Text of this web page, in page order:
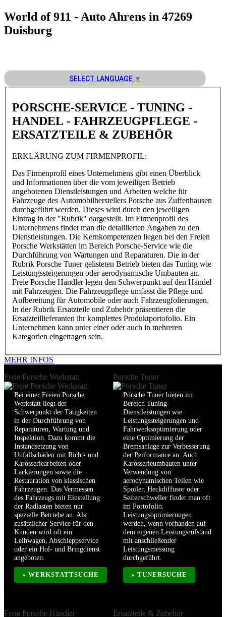
World of 911 - Auto Ahrens in 47269
Duisburg
SELECT LANGUAGE ▼
PORSCHE-SERVICE - TUNING -
HANDEL - FAHRZEUGPFLEGE -
ERSATZTEILE & ZUBEHÖR
ERKLÄRUNG ZUM FIRMENPROFIL:
Das Firmenprofil eines Unternehmens gibt einen Überblick
und Informationen über die vom jeweiligen Betrieb
angebotenen Dienstleistungen und Arbeiten welche für
Fahrzeuge des Automobilherstellers Porsche aus Zuffenhausen
durchgeführt werden. Dieses wird durch den jeweiligen
Eintrag in der "Rubrik" dargestellt. Im Firmenprofil des
Unternehmens findet man die detaillierten Angaben zu den
Dienstleistungen. Die Kernkompetenzen liegen bei den Freien
Porsche Werkstätten im Bereich Porsche-Service wie die
Durchführung von Wartungen und Reparaturen. Die in der
Rubrik Porsche Tuner gelisteten Betrieb bieten das Tuning wie
Leistungssteigerungen oder aerodynamische Umbauten an.
Freie Porsche Händler legen den Schwerpunkt auf den Handel
mit Fahrzeugen. Die Fahrzeugpflege umfasst die Pflege und
Aufbereitung für Automobile oder auch Fahrzeugfolierungen.
In der Rubrik Ersatzteile und Zubehör präsentieren die
Ersatzteillieferanten ihr komplettes Produktportofolio. Ein
Unternehmen kann unter einer oder auch in mehreren
Kategorien eingetragen sein.
MEHR INFOS
Freie Porsche Werkstatt
Bei einer Freien Porsche
Werkstatt liegt der
Schwerpunkt der Tätigkeiten
in der Durchführung von
Reparaturen, Wartung und
Inspektion. Dazu kommt die
Instandsetzung von
Unfallschäden mit Richt- und
Karosseriearbeiten oder
Lackierungen sowie die
Restauration von klassischen
Fahrzeugen. Das Vermessen
des Fahrzeugs mit Einstellung
der Radlasten bieten nur
spezielle Betriebe an. Als
zusätzlicher Service für den
Kunden wird oft ein
Leihwagen, Abschleppservice
oder ein Hol- und Bringdienst
angeboten.
» WERKSTATTSUCHE
Porsche Tuner
Porsche Tuner bieten im
Bereich Tuning
Dienstleistungen wie
Leistungssteigerungen und
Fahrwerksoptimierung oder
eine Optimierung der
Bremsanlage zur Verbesserung
der Performance an. Auch
Karosserieumbauten unter
Verwendung von
aerodynamischen Teilen wie
Spoiler, Heckdiffusor oder
Seitenschweller findet man oft
im Portofolio.
Leistungsoptimierungen
werden, wenn vorhanden auf
dem eigenen Leistungsrüfstand
mit anschließender
Leistungsmessung
durchgeführt.
» TUNERSUCHE
Freie Porsche Händler Ersatzteile & Zubehör